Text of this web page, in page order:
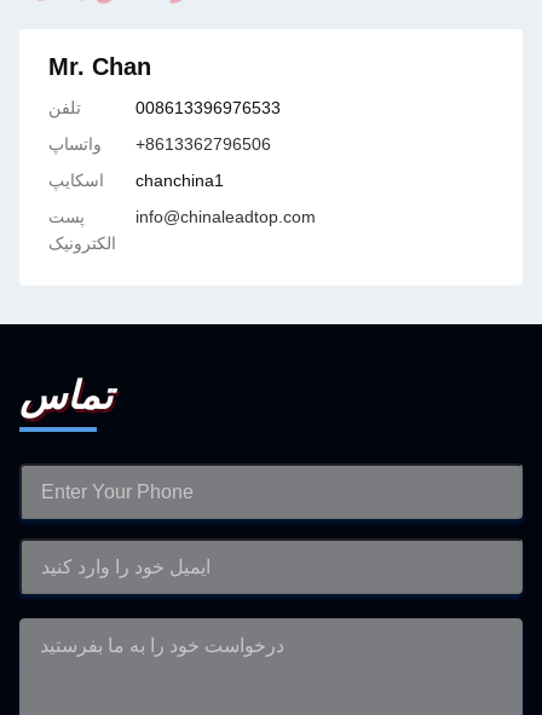
Mr. Chan
تلفن
008613396976533
واتساپ
+8613362796506
اسکایپ
chanchina1
پست
الکترونیک
info@chinaleadtop.com
تماس